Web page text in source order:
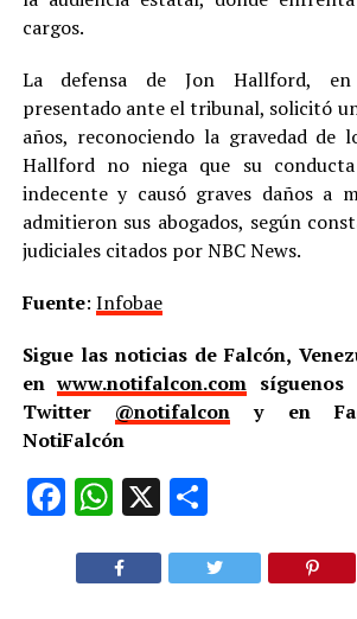
cargos.
La defensa de Jon Hallford,
presentado ante el tribunal, solicitó
años, reconociendo la gravedad de
Hallford no niega que su
indecente y causó graves daños a
admitieron sus abogados, según
judiciales citados por NBC News.
Fuente: Infobae
Sigue las noticias de Falcón,
enwww.notifalcon.com síguenos
Twitter @notifalcon y en
NotiFalcón
Facebook
WhatsApp
X